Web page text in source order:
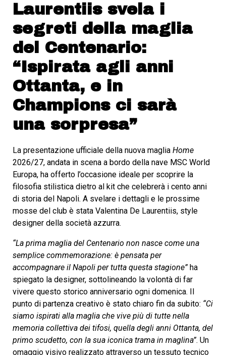
Laurentiis svela i
segreti della maglia
del Centenario:
“Ispirata agli anni
Ottanta, e in
Champions ci sarà
una sorpresa”
La presentazione ufficiale della nuova maglia Home
2026/27, andata in scena a bordo della nave MSC World
Europa, ha offerto l’occasione ideale per scoprire la
filosofia stilistica dietro al kit che celebrerà i cento anni
di storia del Napoli. A svelare i dettagli e le prossime
mosse del club è stata Valentina De Laurentiis, style
designer della società azzurra.
“La prima maglia del Centenario non nasce come una
semplice commemorazione: è pensata per
accompagnare il Napoli per tutta questa stagione”ha
spiegato la designer, sottolineando la volontà di far
vivere questo storico anniversario ogni domenica. Il
punto di partenza creativo è stato chiaro fin da subito: “Ci
siamo ispirati alla maglia che vive più di tutte nella
memoria collettiva dei tifosi, quella degli anni Ottanta, del
primo scudetto, con la sua iconica trama in maglina”. Un
omaggio visivo realizzato attraverso un tessuto tecnico